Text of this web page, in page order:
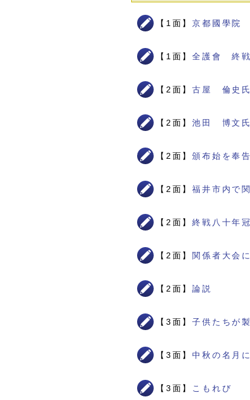
【1面】京都國學院
【1面】全護會 終戦
【2面】古屋 倫史氏
【2面】池田 博文氏
【2面】頒布始を奉
【2面】福井市内で
【2面】終戦八十年
【2面】 関係者大会
【2面】論説
【3面】子供たちが
【3面】中秋の名月
【3面】 こもれび